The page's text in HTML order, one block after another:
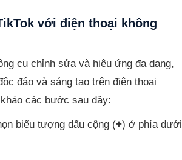
với điện thoại không
cụ chỉnh sửa và hiệu ứng đa dạng,
đáo và sáng tạo trên điện thoại
các bước sau đây:
biểu tượng dấu cộng (+) ở phía dưới